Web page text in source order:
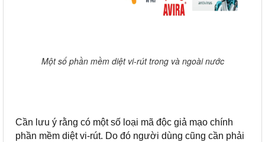
Một số phần mềm diệt vi-rút trong và ngoài nước
Cần lưu ý rằng có một số loại mã độc giả mạo chính
phần mềm diệt vi-rút. Do đó người dùng cũng cần phải